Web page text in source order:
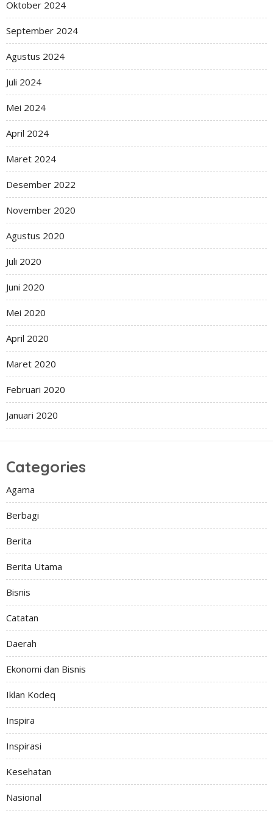
Oktober 2024
September 2024
Agustus 2024
Juli 2024
Mei 2024
April 2024
Maret 2024
Desember 2022
November 2020
Agustus 2020
Juli 2020
Juni 2020
Mei 2020
April 2020
Maret 2020
Februari 2020
Januari 2020
Categories
Agama
Berbagi
Berita
Berita Utama
Bisnis
Catatan
Daerah
Ekonomi dan Bisnis
Iklan Kodeq
Inspira
Inspirasi
Kesehatan
Nasional